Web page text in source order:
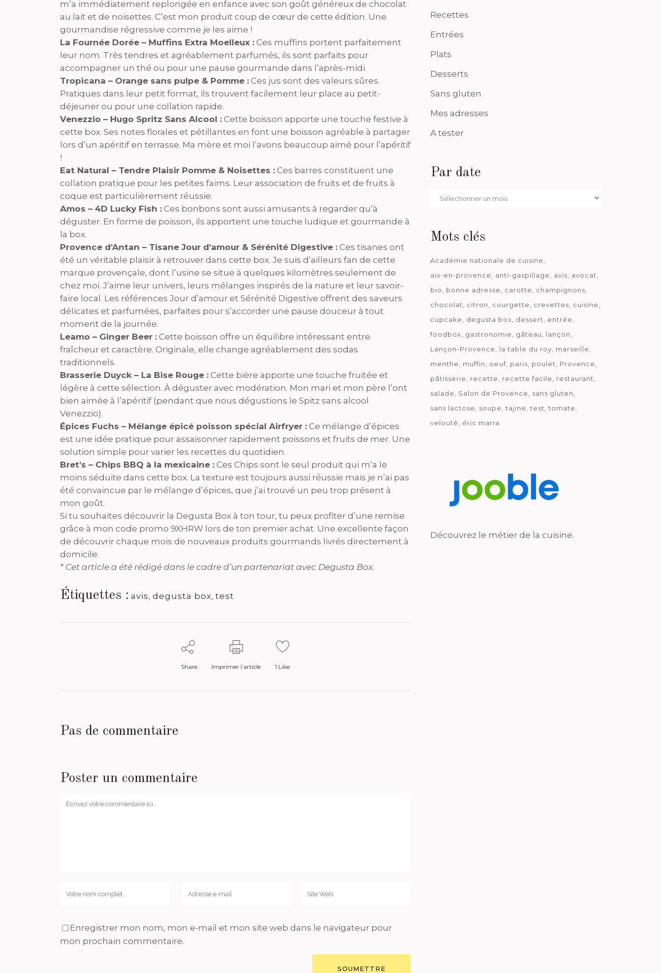
m’a immédiatement replongée en enfance avec son goût généreux de chocolat
au lait et de noisettes. C’est mon produit coup de cœur de cette édition. Une
gourmandise régressive comme je les aime !
La Fournée Dorée – Muffins Extra Moelleux : Ces muffins portent parfaitement
leur nom. Très tendres et agréablement parfumés, ils sont parfaits pour
accompagner un thé ou pour une pause gourmande dans l’après-midi.
Tropicana – Orange sans pulpe & Pomme : Ces jus sont des valeurs sûres.
Pratiques dans leur petit format, ils trouvent facilement leur place au petit-
déjeuner ou pour une collation rapide.
Venezzio – Hugo Spritz Sans Alcool : Cette boisson apporte une touche festive à
cette box. Ses notes florales et pétillantes en font une boisson agréable à partager
lors d’un apéritif en terrasse. Ma mère et moi l’avons beaucoup aimé pour l’apéritif
!
Eat Natural – Tendre Plaisir Pomme & Noisettes : Ces barres constituent une
collation pratique pour les petites faims. Leur association de fruits et de fruits à
coque est particulièrement réussie.
Amos – 4D Lucky Fish : Ces bonbons sont aussi amusants à regarder qu’à
déguster. En forme de poisson, ils apportent une touche ludique et gourmande à
la box.
Provence d’Antan – Tisane Jour d’amour & Sérénité Digestive : Ces tisanes ont
été un véritable plaisir à retrouver dans cette box. Je suis d’ailleurs fan de cette
marque provençale, dont l’usine se situe à quelques kilomètres seulement de
chez moi. J’aime leur univers, leurs mélanges inspirés de la nature et leur savoir-
faire local. Les références Jour d’amour et Sérénité Digestive offrent des saveurs
délicates et parfumées, parfaites pour s’accorder une pause douceur à tout
moment de la journée.
Leamo – Ginger Beer : Cette boisson offre un équilibre intéressant entre
fraîcheur et caractère. Originale, elle change agréablement des sodas
traditionnels.
Brasserie Duyck – La Bise Rouge : Cette bière apporte une touche fruitée et
légère à cette sélection. À déguster avec modération. Mon mari et mon père l’ont
bien aimée à l’apéritif (pendant que nous dégustions le Spitz sans alcool
Venezzio).
Épices Fuchs – Mélange épicé poisson spécial Airfryer : Ce mélange d’épices
est une idée pratique pour assaisonner rapidement poissons et fruits de mer. Une
solution simple pour varier les recettes du quotidien.
Bret’s – Chips BBQ à la mexicaine : Ces Chips sont le seul produit qui m’a le
moins séduite dans cette box. La texture est toujours aussi réussie mais je n’ai pas
été convaincue par le mélange d’épices, que j’ai trouvé un peu trop présent à
mon goût.
Si tu souhaites découvrir la Degusta Box à ton tour, tu peux profiter d’une remise
grâce à mon code promo 9XHRW lors de ton premier achat. Une excellente façon
de découvrir chaque mois de nouveaux produits gourmands livrés directement à
domicile.
* Cet article a été rédigé dans le cadre d’un partenariat avec Degusta Box.
Étiquettes : avis, degusta box, test
Share Imprimer l’article 1 Like
Pas de commentaire
Poster un commentaire
Enregistrer mon nom, mon e-mail et mon site web dans le navigateur pour
mon prochain commentaire.
Recettes
Entrées
Plats
Desserts
Sans gluten
Mes adresses
A tester
Par date
Par
Mots clés
Académie nationale de cuisine
aix-en-provence
anti-gaspillage avis
avocat
bio
bonne adresse carotte
champignons
chocolat
citron courgette crevettes
cuisine
cupcake
degusta box dessert
entrée
foodbox
gastronomie gâteau
lançon
Lançon-Provence
la table du roy
marseille
menthe
muffin oeuf paris poulet
Provence
pâtisserie
recette recette facile
restaurant
salade
Salon de Provence
sans gluten
sans lactose
soupe tajine test
tomate
velouté
éric marra
Découvrez le métier de la cuisine.